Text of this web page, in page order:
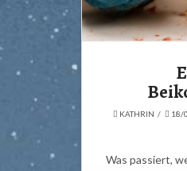
KATHRIN 18/
Was passiert,